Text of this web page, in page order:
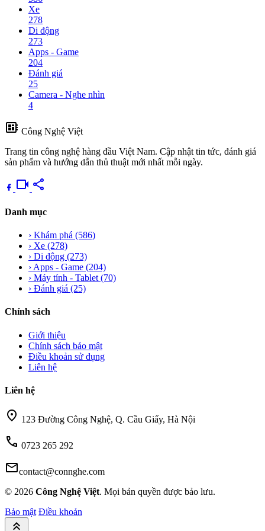
Xe
278
Di động
273
Apps - Game
204
Đánh giá
25
Camera - Nghe nhìn
4
developer_board Công Nghệ Việt
Trang tin công nghệ hàng đầu Việt Nam. Cập nhật tin tức, đánh giá
sản phẩm và hướng dẫn thủ thuật mới nhất mỗi ngày.
videocam share
Danh mục
› Khám phá (586)
› Xe (278)
› Di động (273)
› Apps - Game (204)
› Máy tính - Tablet (70)
› Đánh giá (25)
Chính sách
Giới thiệu
Chính sách bảo mật
Điều khoản sử dụng
Liên hệ
Liên hệ
location_on 123 Đường Công Nghệ, Q. Cầu Giấy, Hà Nội
call 0723 265 292
mailcontact@connghe.com
© 2026 Công Nghệ Việt. Mọi bản quyền được bảo lưu.
Bảo mật Điều khoản
keyboard_double_arrow_up